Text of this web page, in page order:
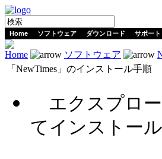
Home ソフトウェア ダウンロード サポート
Home ソフトウェア
「NewTimes」のインストール手順
エクスプロー
てインストー